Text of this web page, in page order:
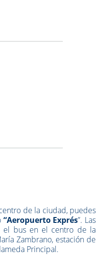
de la ciudad, puedes
“Aeropuerto Exprés”. Las
el bus en el centro de la
Zambrano, estación de
Principal.